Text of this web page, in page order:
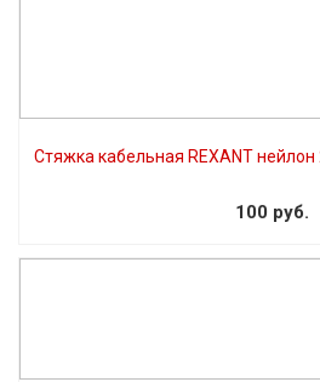
Стяжка кабельная REXANT
100 руб.